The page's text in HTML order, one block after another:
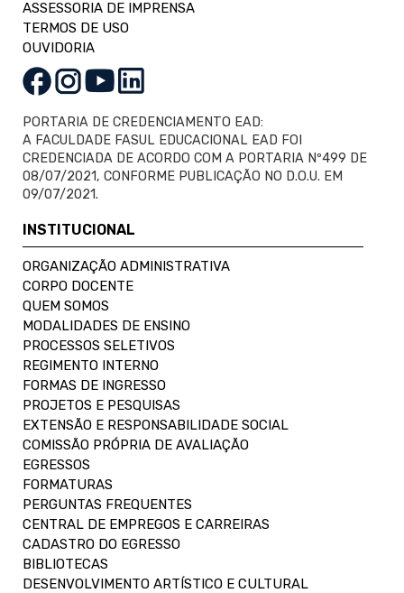
ASSESSORIA DE IMPRENSA
TERMOS DE USO
OUVIDORIA
PORTARIA DE CREDENCIAMENTO EAD:
A FACULDADE FASUL EDUCACIONAL EAD FOI
CREDENCIADA DE ACORDO COM A PORTARIA Nº499 DE
08/07/2021, CONFORME PUBLICAÇÃO NO D.O.U. EM
09/07/2021.
INSTITUCIONAL
ORGANIZAÇÃO ADMINISTRATIVA
CORPO DOCENTE
QUEM SOMOS
MODALIDADES DE ENSINO
PROCESSOS SELETIVOS
REGIMENTO INTERNO
FORMAS DE INGRESSO
PROJETOS E PESQUISAS
EXTENSÃO E RESPONSABILIDADE SOCIAL
COMISSÃO PRÓPRIA DE AVALIAÇÃO
EGRESSOS
FORMATURAS
PERGUNTAS FREQUENTES
CENTRAL DE EMPREGOS E CARREIRAS
CADASTRO DO EGRESSO
BIBLIOTECAS
DESENVOLVIMENTO ARTÍSTICO E CULTURAL